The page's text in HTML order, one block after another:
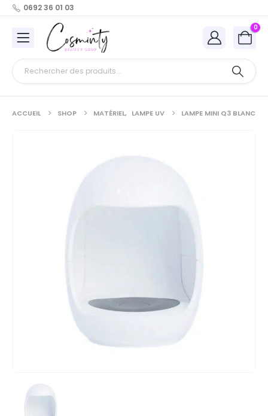
0692 36 01 03
0
ACCUEIL SHOP MATÉRIEL, LAMPE UV LAMPE MINI Q3 BLANC